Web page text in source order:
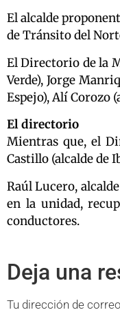
El alcalde
de Tránsito del
El Directorio de la
Verde), Jorge
Espejo), Alí Corozo
El directorio
Mientras que, el
Castillo (alcalde de
Raúl Lucero,
en la unidad,
conductores.
Deja una
Tu dirección de